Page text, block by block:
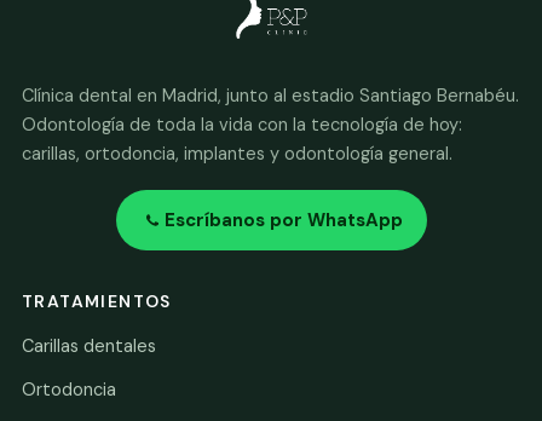
Clínica dental en Madrid, junto al estadio Santiago Bernabéu.
Odontología de toda la vida con la tecnología de hoy:
carillas, ortodoncia, implantes y odontología general.
Escríbanos por WhatsApp
TRATAMIENTOS
Carillas dentales
Ortodoncia